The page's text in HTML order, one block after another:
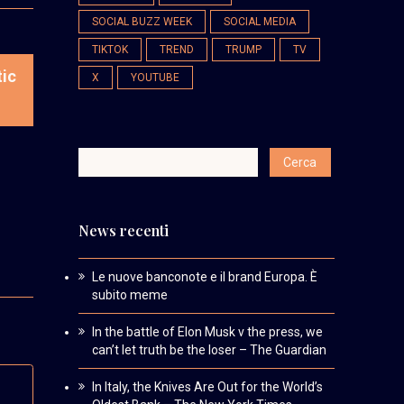
SOCIAL BUZZ WEEK SOCIAL MEDIA
TIKTOK TREND TRUMP TV
X YOUTUBE
News recenti
Le nuove banconote e il brand Europa. È
subito meme
In the battle of Elon Musk v the press, we
can’t let truth be the loser – The Guardian
In Italy, the Knives Are Out for the World’s